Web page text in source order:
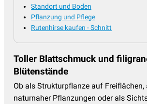
Standort und Boden
Pflanzung und Pflege
Rutenhirse kaufen - Schnitt
Toller Blattschmuck und
Blütenstände
Ob als Strukturpflanze auf Freiflächen,
naturnaher Pflanzungen oder als